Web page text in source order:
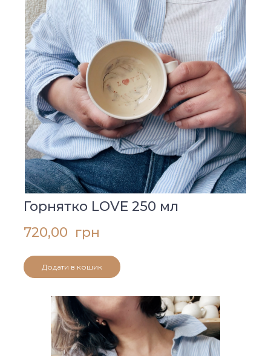
Горнятко LOVE 250 мл
720,00  грн
Додати в кошик